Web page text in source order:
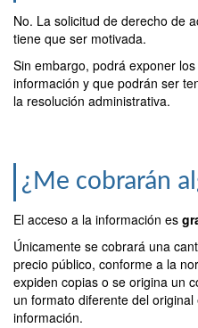
No. La solicitud de derecho de
tiene que ser motivada.
Sin embargo, podrá exponer
información y que podrán ser
la resolución administrativa.
¿Me cobrarán
El acceso a la información es
Únicamente se cobrará una
precio público, conforme a la
expiden copias o se origina un
un formato diferente del
información.